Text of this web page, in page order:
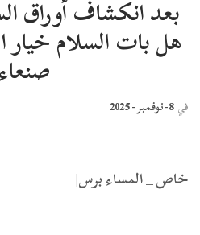
بعد انكشاف أوراق
هل بات السلام خيار
في 8-نوفمبر- 2025
خاص _ المساء برس|